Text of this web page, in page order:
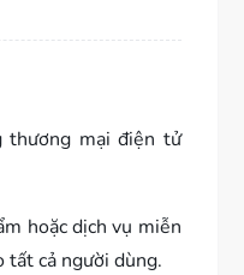
thương mại điện tử
hoặc dịch vụ miễn
tất cả người dùng.